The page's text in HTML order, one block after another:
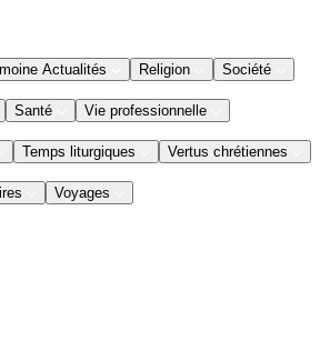
Actualités Religion Société
Santé Vie professionnelle
Temps liturgiques Vertus chrétiennes
Voyages